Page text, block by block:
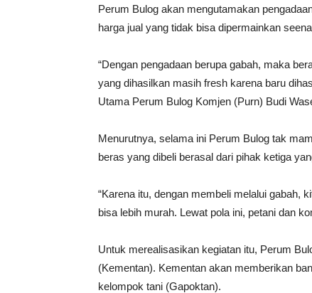
Perum Bulog akan mengutamakan
harga jual yang tidak bisa dipermainkan
“Dengan pengadaan berupa gabah, maka
yang dihasilkan masih fresh karena baru
Utama Perum Bulog Komjen (Purn) Budi
Menurutnya, selama ini Perum Bulog tak
beras yang dibeli berasal dari pihak ketiga
“Karena itu, dengan membeli melalui gabah,
bisa lebih murah. Lewat pola ini, petani dan
Untuk merealisasikan kegiatan itu, Perum
(Kementan). Kementan akan memberikan
kelompok tani (Gapoktan).